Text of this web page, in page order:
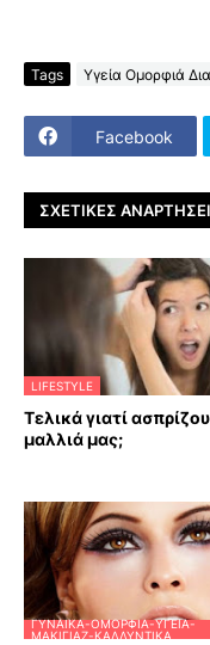
Tags Υγεία Ομορφιά
Facebook
ΣΧΕΤΙΚΈΣ
LIFESTYLE
Τελικά γιατί
μαλλιά μας;
ΓΥΝΑΊΚΑ-ΟΜΟΡΦΙΆ-ΥΓΕΊΑ-
ΜΑΚΙΓΙΆΖ-ΚΑΛΛΥΝΤΙΚΆ